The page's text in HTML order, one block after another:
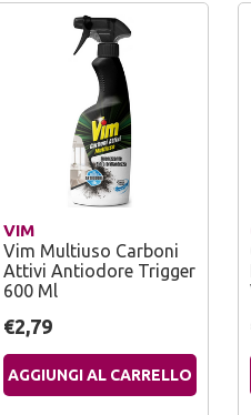
VIM
Vim Multiuso Carboni
Attivi Antiodore Trigger
600 Ml
€2,79
AGGIUNGI AL CARRELLO